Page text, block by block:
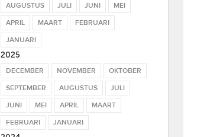
AUGUSTUS JULI JUNI
MEI
APRIL
MAART
FEBRUARI
JANUARI
2025
DECEMBER NOVEMBER
OKTOBER
SEPTEMBER
AUGUSTUS
JULI
JUNI
MEI APRIL
MAART
FEBRUARI
JANUARI